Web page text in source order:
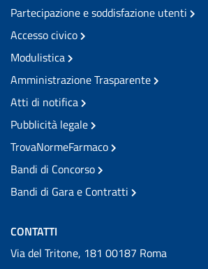
Partecipazione e soddisfazione utenti
Accesso civico
Modulistica
Amministrazione Trasparente
Atti di notifica
Pubblicità legale
TrovaNormeFarmaco
Bandi di Concorso
Bandi di Gara e Contratti
CONTATTI
Via del Tritone, 181 00187 Roma